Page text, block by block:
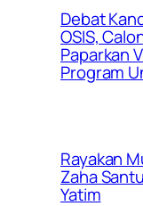
Debat
OSIS,
Paparkan
Program
Rayakan
Zaha
Yatim